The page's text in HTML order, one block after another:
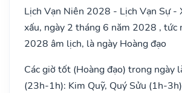
Lịch Vạn Niên 2028 - Lịch Vạn Sự -
xấu, ngày 2 tháng 6 năm 2028 ,
2028 âm lịch, là ngày Hoàng đạo
Các giờ tốt (Hoàng đạo) trong ngày
(23h-1h): Kim Quỹ, Quý Sửu (1h-